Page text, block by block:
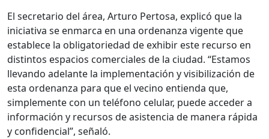
El secretario del área, Arturo Pertosa, explicó que la
iniciativa se enmarca en una ordenanza vigente que
establece la obligatoriedad de exhibir este recurso en
distintos espacios comerciales de la ciudad. “Estamos
llevando adelante la implementación y visibilización de
esta ordenanza para que el vecino entienda que,
simplemente con un teléfono celular, puede acceder a
información y recursos de asistencia de manera rápida
y confidencial”, señaló.